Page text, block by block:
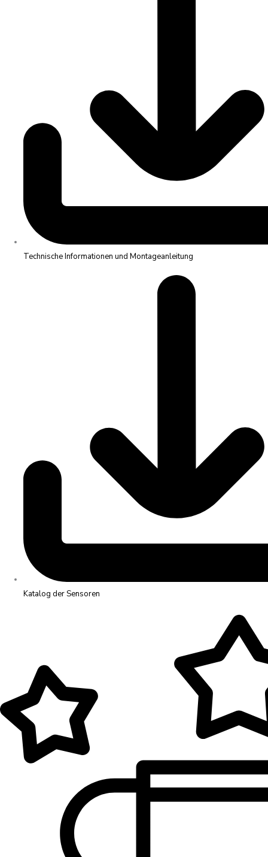
Technische Informationen und Montageanleitung
Katalog der Sensoren